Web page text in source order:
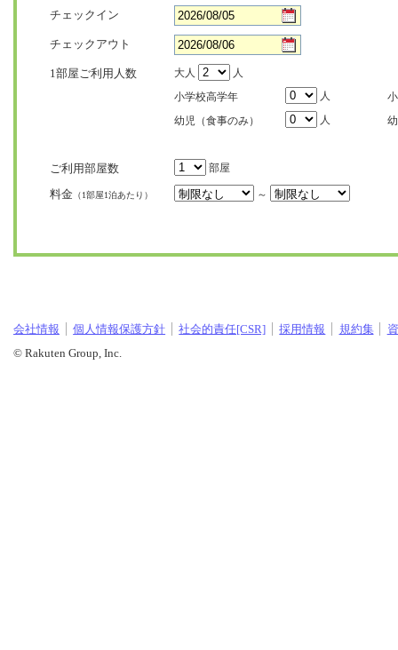
チェックイン
チェックアウト
1部屋ご利用人数 大人
人
小学校高学年
人
幼児（食事のみ）
人
ご利用部屋数 部屋
料金 （1部屋1泊あたり） ～
会社情報 個人情報保護方針 社会的責任[CSR] 採用情報 規約集
© Rakuten Group, Inc.